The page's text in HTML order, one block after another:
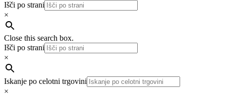
Išči po strani
×
Close this search box.
Išči po strani
×
Iskanje po celotni trgovini
×